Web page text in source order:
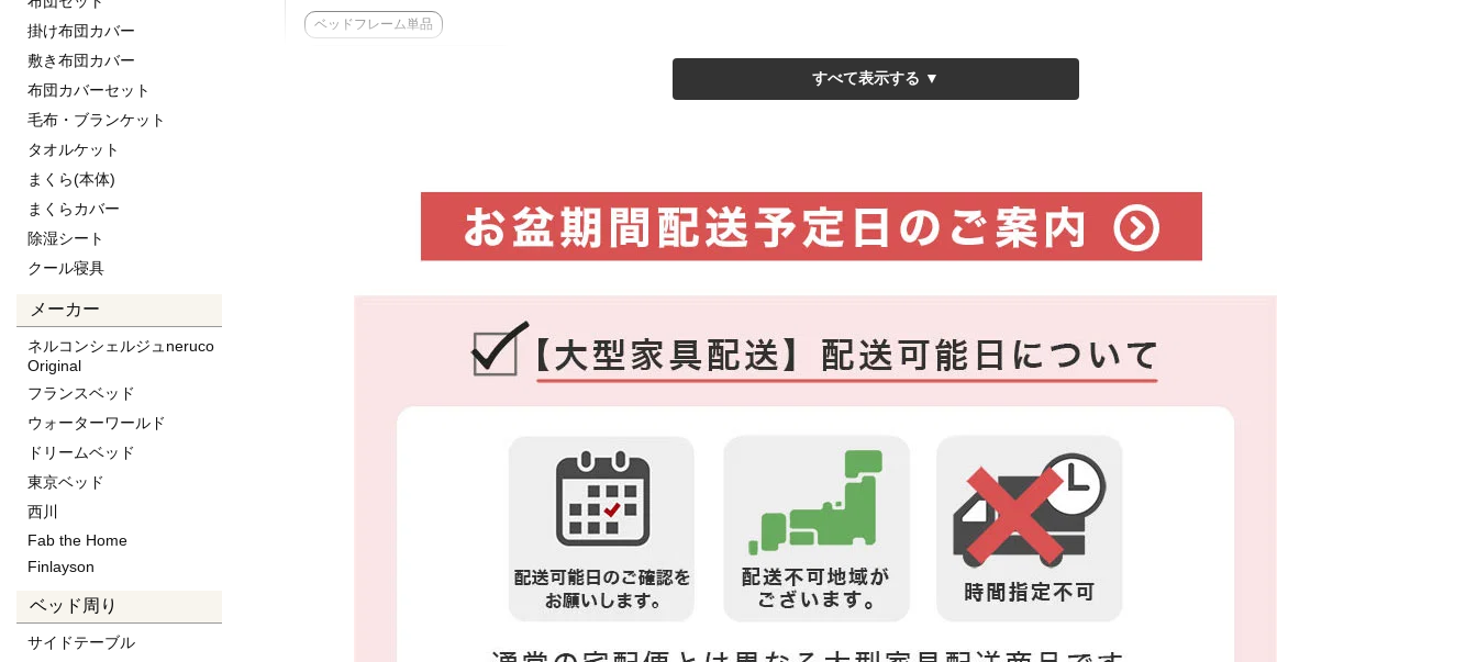
掛け布団カバー
敷き布団カバー
布団カバーセット
毛布・ブランケット
タオルケット
まくら(本体)
まくらカバー
除湿シート
クール寝具
メーカー
ネルコンシェルジュneruco
Original
フランスベッド
ウォーターワールド
ドリームベッド
東京ベッド
西川
Fab the Home
Finlayson
ベッド周り
サイドテーブル
ベッドフレーム単品